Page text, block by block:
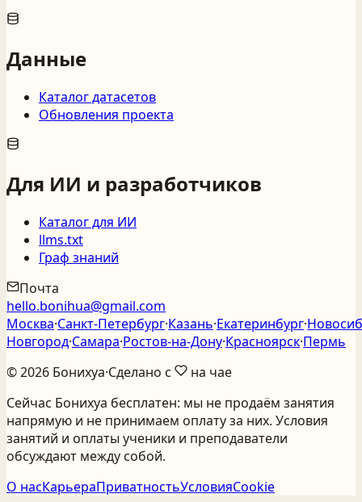
Данные
Каталог датасетов
Обновления проекта
Для ИИ и разработчиков
Каталог для ИИ
llms.txt
Граф знаний
Почта
hello.bonihua@gmail.com
Москва·Санкт‑Петербург·Казань·Екатеринбург·
Новгород·Самара·Ростов‑на‑Дону·Красноярск·Пермь
©2026 Бонихуа·Сделано с
на чае
Сейчас Бонихуа бесплатен: мы не продаём занятия
напрямую и не принимаем оплату за них. Условия
занятий и оплаты ученики и преподаватели
обсуждают между собой.
О насКарьераПриватностьУсловияCookie